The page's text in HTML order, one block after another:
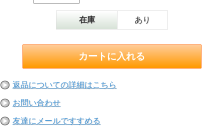
在庫 あり
返品についての詳細はこちら
お問い合わせ
友達にメールですすめる